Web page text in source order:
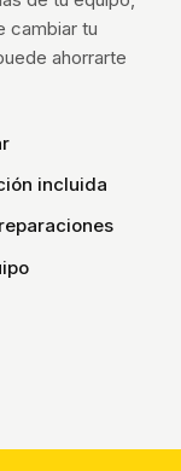
cambiar tu
ahorrarte
incluida